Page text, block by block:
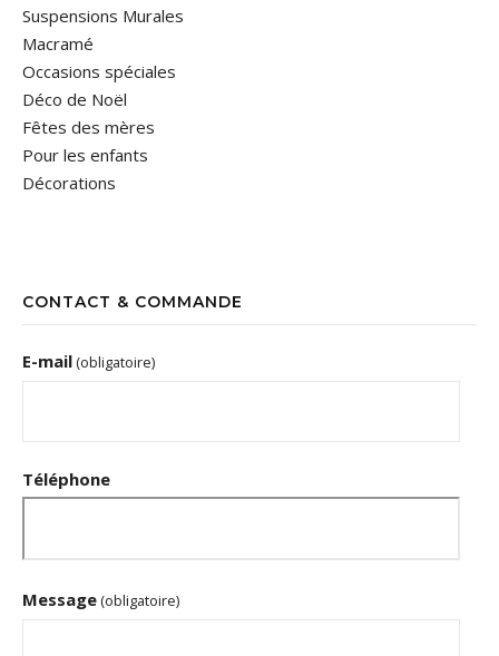
Suspensions Murales
Macramé
Occasions spéciales
Déco de Noël
Fêtes des mères
Pour les enfants
Décorations
CONTACT & COMMANDE
E-mail (obligatoire)
Téléphone
Message (obligatoire)